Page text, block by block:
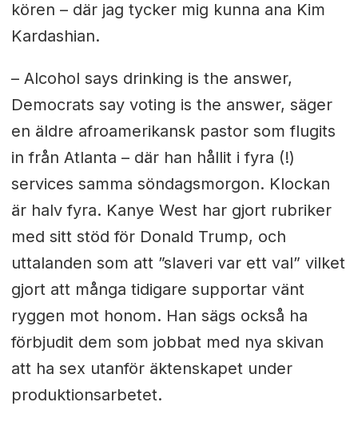
kören – där jag tycker mig kunna ana Kim
Kardashian.
– Alcohol says drinking is the answer,
Democrats say voting is the answer, säger
en äldre afroamerikansk pastor som flugits
in från Atlanta – där han hållit i fyra (!)
services samma söndagsmorgon. Klockan
är halv fyra. Kanye West har gjort rubriker
med sitt stöd för Donald Trump, och
uttalanden som att ”slaveri var ett val” vilket
gjort att många tidigare supportar vänt
ryggen mot honom. Han sägs också ha
förbjudit dem som jobbat med nya skivan
att ha sex utanför äktenskapet under
produktionsarbetet.